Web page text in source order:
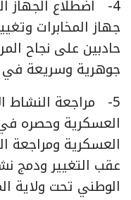
4- اضطلاع الجهاز
جهاز المخابرات
حادبين على نجاح
جوهرية وسريعة
5- مراجعة
العسكرية وحصره
العسكرية ومراجعة
عقب التغيير ودمج
الوطني تحت ولاية